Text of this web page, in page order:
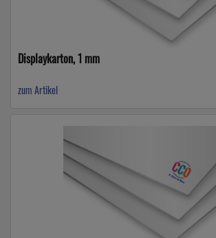
Displaykarton, 1 mm
zum Artikel